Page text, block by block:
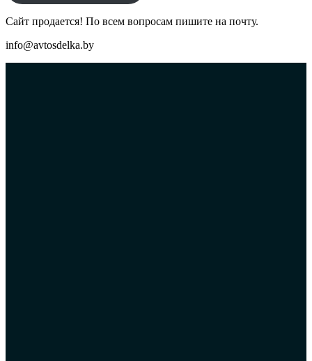
Сайт продается! По всем вопросам пишите на почту.
info@avtosdelka.by